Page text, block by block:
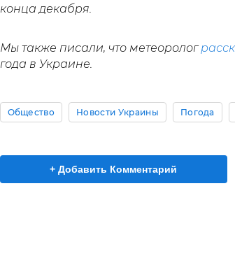
конца декабря.
Мы также писали, что метеоролог
года в Украине.
Общество Новости Украины Погода
+ Добавить Комментарий